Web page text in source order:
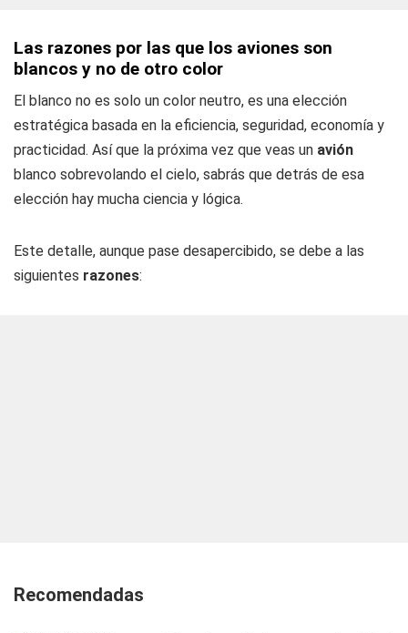
Las razones por las que los aviones son
blancos y no de otro color
El blanco no es solo un color neutro, es una elección
estratégica basada en la eficiencia, seguridad, economía y
practicidad. Así que la próxima vez que veas un avión
blanco sobrevolando el cielo, sabrás que detrás de esa
elección hay mucha ciencia y lógica.
Este detalle, aunque pase desapercibido, se debe a las
siguientes razones:
Recomendadas